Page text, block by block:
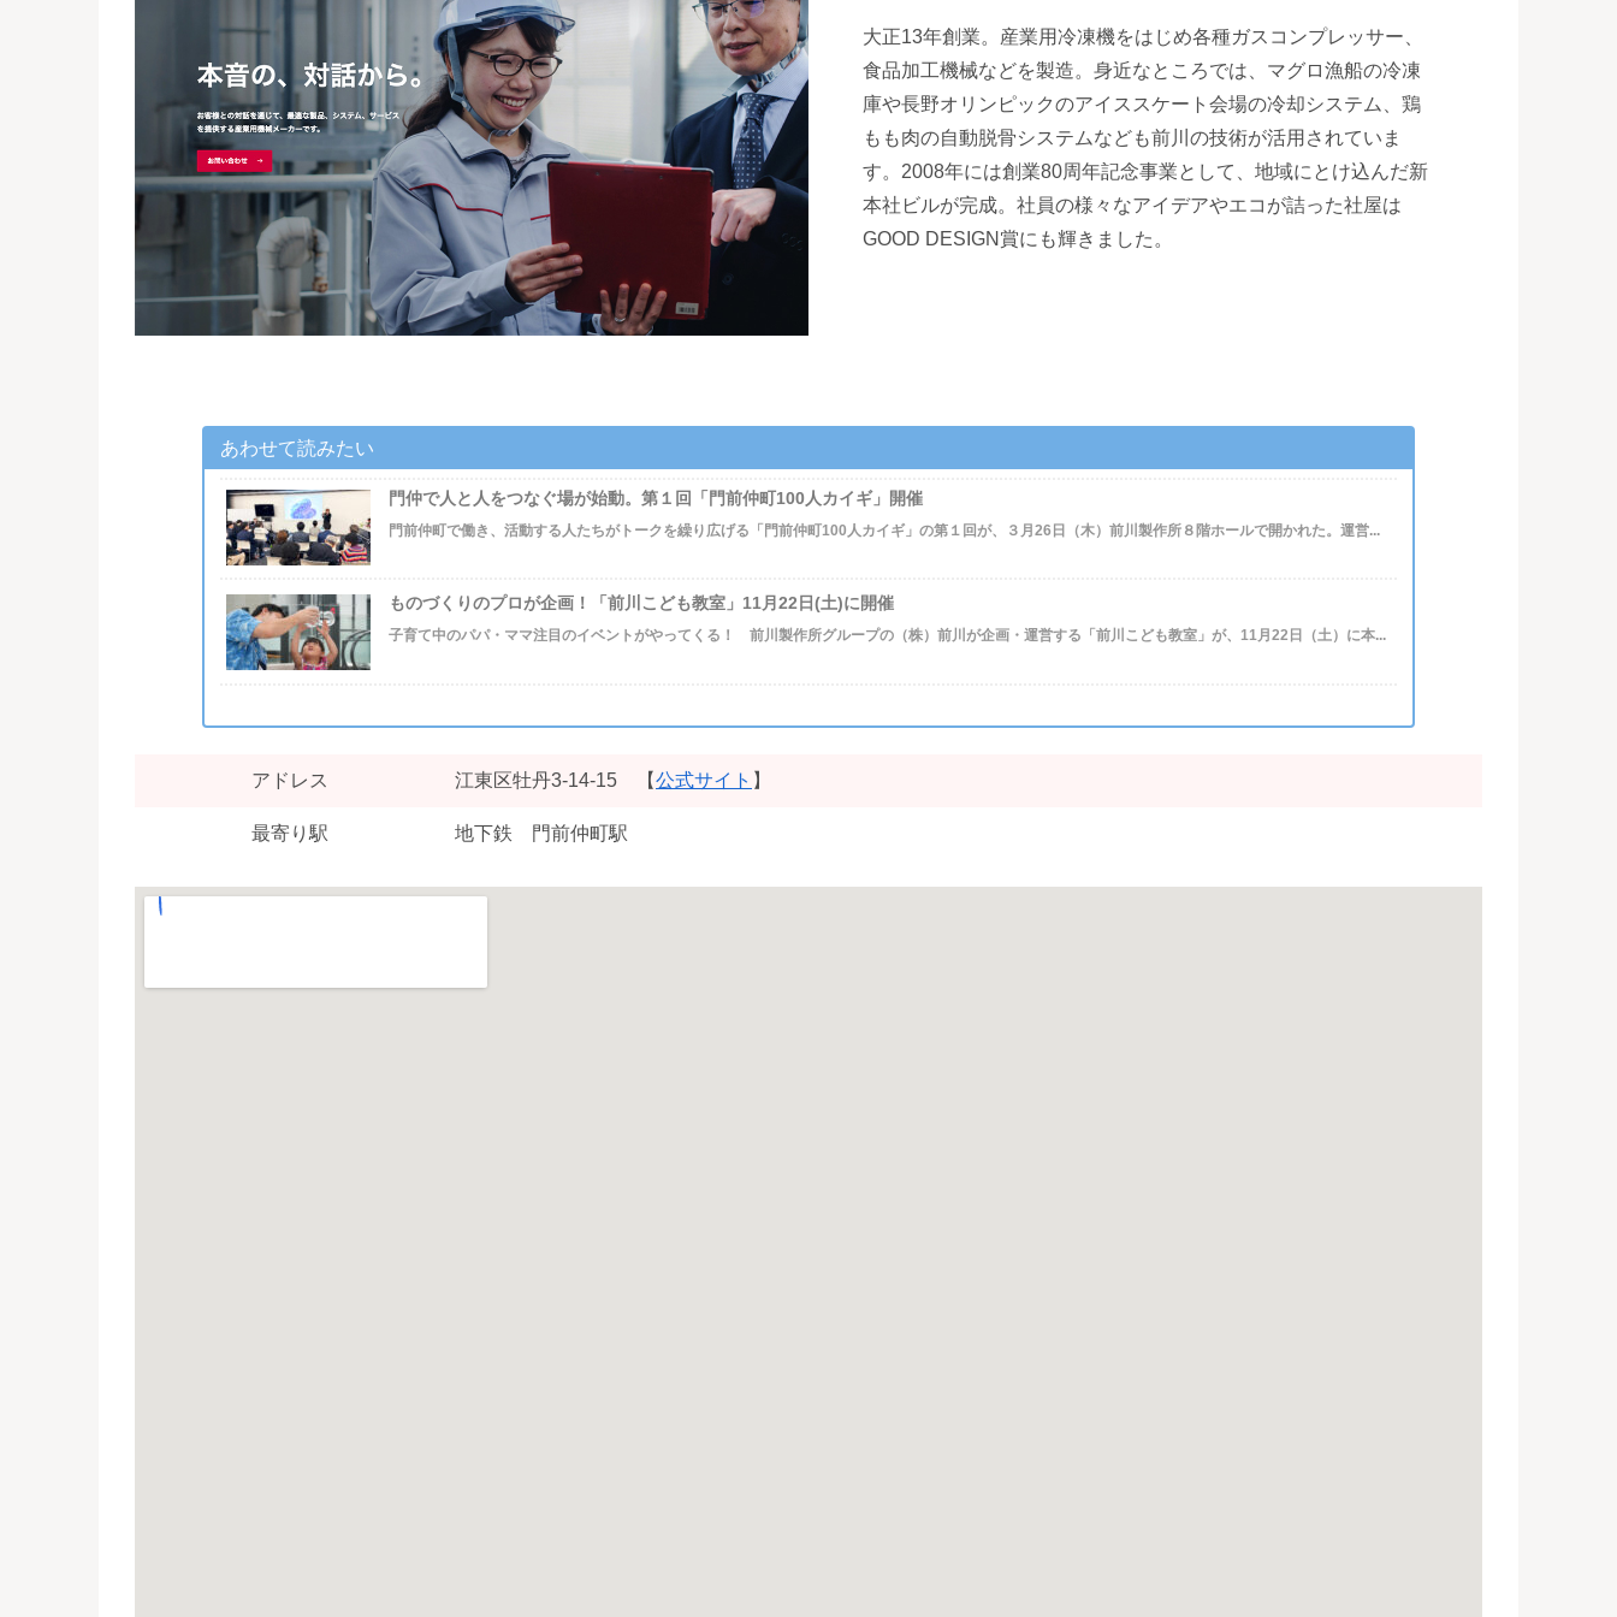
大正13年創業。産業用冷凍機をはじめ各種ガスコンプレッサー、
食品加工機械などを製造。身近なところでは、マグロ漁船の冷凍
庫や長野オリンピックのアイススケート会場の冷却システム、鶏
もも肉の自動脱骨システムなども前川の技術が活用されていま
す。2008年には創業80周年記念事業として、地域にとけ込んだ新
本社ビルが完成。社員の様々なアイデアやエコが詰った社屋は
GOOD DESIGN賞にも輝きました。
あわせて読みたい
門仲で人と人をつなぐ場が始動。第１回「門前仲町100人カイギ」開催
門前仲町で働き、活動する人たちがトークを繰り広げる「門前仲町100人カイギ」の第１回が、３月26日（木）前川製作所８階ホールで開かれた。運営...
ものづくりのプロが企画！「前川こども教室」11月22日(土)に開催
子育て中のパパ・ママ注目のイベントがやってくる！ 前川製作所グループの（株）前川が企画・運営する「前川こども教室」が、11月22日（土）に本...
アドレス 江東区牡丹3-14-15 【公式サイト 】
最寄り駅 地下鉄 門前仲町駅